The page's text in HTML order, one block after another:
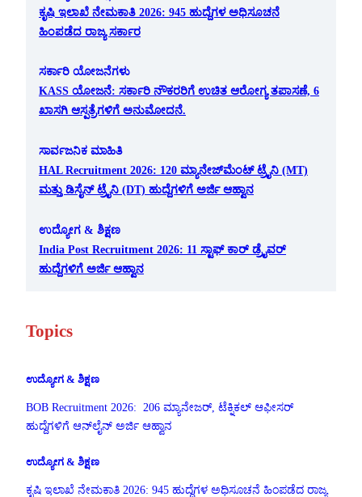
ಕೃಷಿ ಇಲಾಖೆ ನೇಮಕಾತಿ 2026: 945 ಹುದ್ದೆಗಳ ಅಧಿಸೂಚನೆ
ಹಿಂಪಡೆದ ರಾಜ್ಯ ಸರ್ಕಾರ
ಸರ್ಕಾರಿ ಯೋಜನೆಗಳು
KASS ಯೋಜನೆ: ಸರ್ಕಾರಿ ನೌಕರರಿಗೆ ಉಚಿತ ಆರೋಗ್ಯ ತಪಾಸಣೆ, 6
ಖಾಸಗಿ ಆಸ್ಪತ್ರೆಗಳಿಗೆ ಅನುಮೋದನೆ.
ಸಾರ್ವಜನಿಕ ಮಾಹಿತಿ
HAL Recruitment 2026: 120 ಮ್ಯಾನೇಜ್‌ಮೆಂಟ್ ಟ್ರೈನಿ (MT)
ಮತ್ತು ಡಿಸೈನ್ ಟ್ರೈನಿ (DT) ಹುದ್ದೆಗಳಿಗೆ ಅರ್ಜಿ ಆಹ್ವಾನ
ಉದ್ಯೋಗ & ಶಿಕ್ಷಣ
India Post Recruitment 2026: 11 ಸ್ಟಾಫ್ ಕಾರ್ ಡ್ರೈವರ್
ಹುದ್ದೆಗಳಿಗೆ ಅರ್ಜಿ ಆಹ್ವಾನ
Topics
ಉದ್ಯೋಗ & ಶಿಕ್ಷಣ
BOB Recruitment 2026: 206 ಮ್ಯಾನೇಜರ್, ಟೆಕ್ನಿಕಲ್ ಆಫೀಸರ್
ಹುದ್ದೆಗಳಿಗೆ ಆನ್‌ಲೈನ್ ಅರ್ಜಿ ಆಹ್ವಾನ
ಉದ್ಯೋಗ & ಶಿಕ್ಷಣ
ಕೃಷಿ ಇಲಾಖೆ ನೇಮಕಾತಿ 2026: 945 ಹುದ್ದೆಗಳ ಅಧಿಸೂಚನೆ ಹಿಂಪಡೆದ ರಾಜ್ಯ